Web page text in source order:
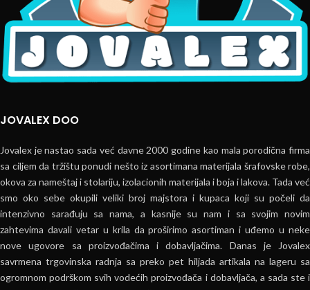
JOVALEX DOO
Jovalex je nastao sada već davne 2000 godine kao mala porodična firma
sa ciljem da tržištu ponudi nešto iz asortimana materijala šrafovske robe,
okova za nameštaj i stolariju, izolacionih materijala i boja i lakova. Tada već
smo oko sebe okupili veliki broj majstora i kupaca koji su počeli da
intenzivno sarađuju sa nama, a kasnije su nam i sa svojim novim
zahtevima davali vetar u krila da proširimo asortiman i uđemo u neke
nove ugovore sa proizvođačima i dobavljačima. Danas je Jovalex
savrmena trgovinska radnja sa preko pet hiljada artikala na lageru sa
ogromnom podrškom svih vodećih proizvođača i dobavljača, a sada ste i